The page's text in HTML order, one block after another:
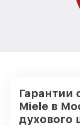
Гарантии
Miele в
духового